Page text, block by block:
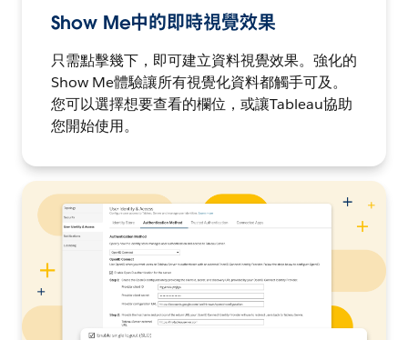
Show Me中的即時視覺效果
只需點擊幾下，即可建立資料視覺效果。強化的
Show Me體驗讓所有視覺化資料都觸手可及。
您可以選擇想要查看的欄位，或讓Tableau協助
您開始使用。